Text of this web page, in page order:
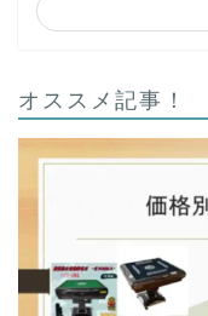
オススメ記事！